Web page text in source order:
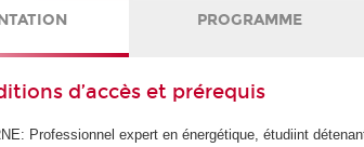
PROGRAMME
d’accès et prérequis
Professionnel expert en énergétique, étudiint